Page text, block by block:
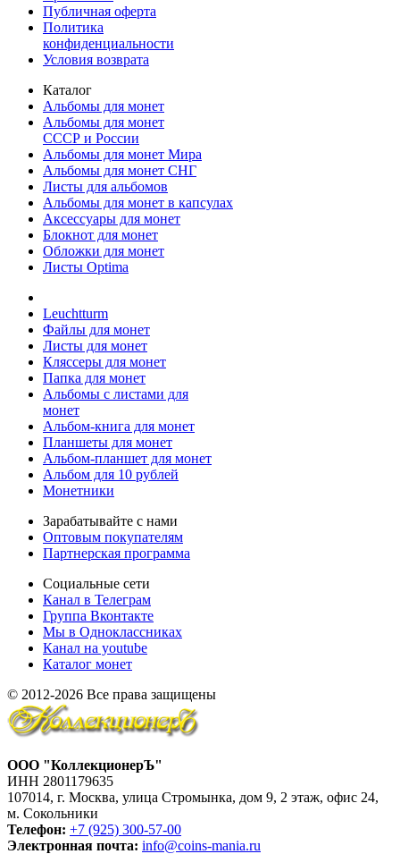
Публичная оферта
Политика
конфиденциальности
Условия возврата
Каталог
Альбомы для монет
Альбомы для монет
СССР и России
Альбомы для монет Мира
Альбомы для монет СНГ
Листы для альбомов
Альбомы для монет в капсулах
Аксессуары для монет
Блокнот для монет
Обложки для монет
Листы Optima
Leuchtturm
Файлы для монет
Листы для монет
Кляссеры для монет
Папка для монет
Альбомы с листами для
монет
Альбом-книга для монет
Планшеты для монет
Альбом-планшет для монет
Альбом для 10 рублей
Монетники
Зарабатывайте с нами
Оптовым покупателям
Партнерская программа
Социальные сети
Канал в Телеграм
Группа Вконтакте
Мы в Одноклассниках
Канал на youtube
Каталог монет
© 2012-2026 Все права защищены
ООО "КоллекционерЪ"
ИНН 2801179635
107014, г. Москва, улица Стромынка, дом 9, 2 этаж, офис 24,
м. Сокольники
Телефон: +7 (925) 300-57-00
Электронная почта: info@coins-mania.ru